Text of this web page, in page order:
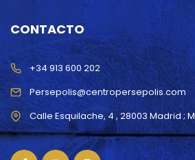
CONTACTO
Persepolis@centropersepolis.com
+34 913 600 202